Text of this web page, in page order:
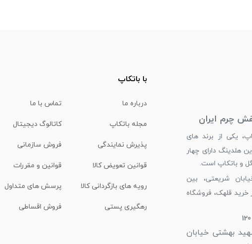
چرم ایران
یکی از برند های
هلدینگ دارای چهار
و باتکاپ است.
شریعتی، بین
خرید قلهک، فروشگاه
بهشتی خیابان
با باتکاپ
درباره ما تماس با ما
مجله باتکاپ کاتالوگ دیجیتال
پذیرش نمایندگی فروش سازمانی
قوانین تعویض کالا قوانین و مقررات
رویه های بازگردانی کالا پرسش های متداول
رهگیری پستی فروش اقساطی